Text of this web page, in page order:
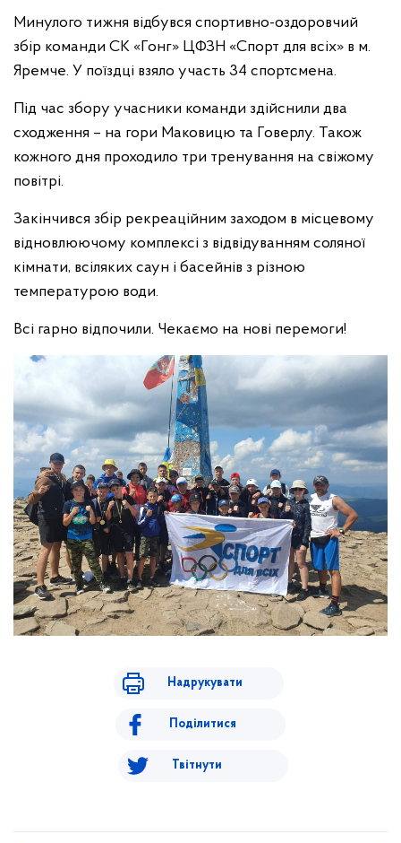
Минулого тижня відбувся спортивно-оздоровчий
збір команди СК «Гонг» ЦФЗН «Спорт для всіх» в м.
Яремче. У поїздці взяло участь 34 спортсмена.
Під час збору учасники команди здійснили два
сходження – на гори Маковицю та Говерлу. Також
кожного дня проходило три тренування на свіжому
повітрі.
Закінчився збір рекреаційним заходом в місцевому
відновлюючому комплексі з відвідуванням соляної
кімнати, всіляких саун і басейнів з різною
температурою води.
Всі гарно відпочили. Чекаємо на нові перемоги!
Надрукувати
Поділитися
Твітнути